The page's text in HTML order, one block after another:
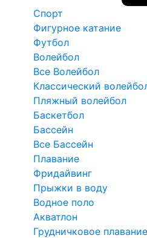
Спорт
Фигурное катание
Футбол
Волейбол
Все Волейбол
Классический
Пляжный волейбол
Баскетбол
Бассейн
Все Бассейн
Плавание
Фридайвинг
Прыжки в воду
Водное поло
Акватлон
Грудничковое плавание